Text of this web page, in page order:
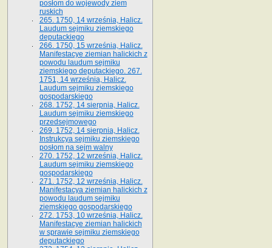
posłom do wojewody ziem
ruskich
265. 1750, 14 września, Halicz.
Laudum sejmiku ziemskiego
deputackiego
266. 1750, 15 września, Halicz.
Manifestacye ziemian halickich z
powodu laudum sejmiku
ziemskiego deputackiego. 267.
1751, 14 września, Halicz.
Laudum sejmiku ziemskiego
gospodarskiego
268. 1752, 14 sierpnia, Halicz.
Laudum sejmiku ziemskiego
przedsejmowego
269. 1752, 14 sierpnia, Halicz.
Instrukcya sejmiku ziemskiego
posłom na sejm walny
270. 1752, 12 września, Halicz.
Laudum sejmiku ziemskiego
gospodarskiego
271. 1752, 12 września, Halicz.
Manifestacya ziemian halickich z
powodu laudum sejmiku
ziemskiego gospodarskiego
272. 1753, 10 września, Halicz.
Manifestacye ziemian halickich
w sprawie sejmiku ziemskiego
deputackiego